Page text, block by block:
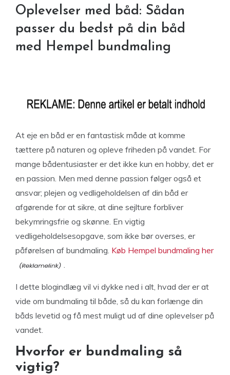
Oplevelser med båd: Sådan
passer du bedst på din båd
med Hempel bundmaling
At eje en båd er en fantastisk måde at komme
tættere på naturen og opleve friheden på vandet. For
mange bådentusiaster er det ikke kun en hobby, det er
en passion. Men med denne passion følger også et
ansvar; plejen og vedligeholdelsen af din båd er
afgørende for at sikre, at dine sejlture forbliver
bekymringsfrie og skønne. En vigtig
vedligeholdelsesopgave, som ikke bør overses, er
påførelsen af bundmaling. Køb Hempel bundmaling her
.
I dette blogindlæg vil vi dykke ned i alt, hvad der er at
vide om bundmaling til både, så du kan forlænge din
båds levetid og få mest muligt ud af dine oplevelser på
vandet.
Hvorfor er bundmaling så
vigtig?